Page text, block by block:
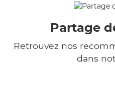
Partage
Retrouvez nos
dans